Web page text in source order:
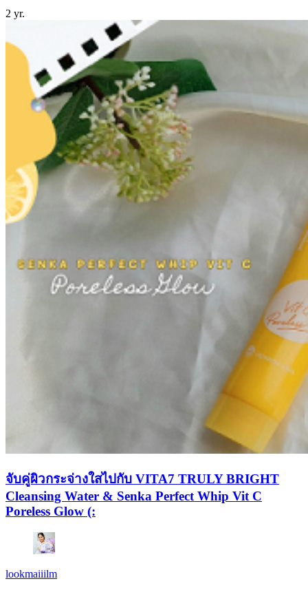
2 yr.
จับคู่ผิวกระจ่างใสไปกับ VITA7 TRULY BRIGHT
Cleansing Water & Senka Perfect Whip Vit C
Poreless Glow (:
lookmaiiilm